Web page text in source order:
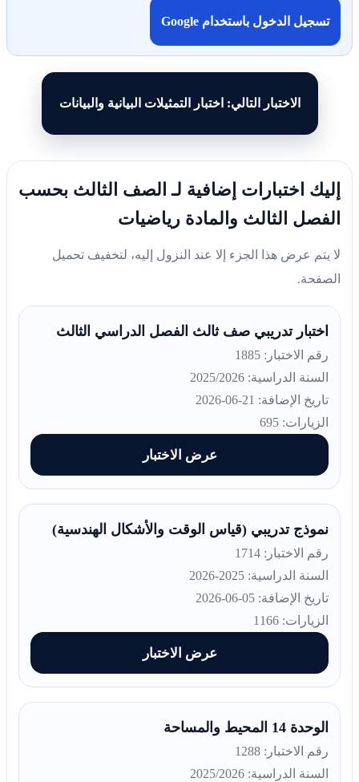
تسجيل الدخول باستخدام Google
الاختبار التالي: اختبار التمثيلات البيانية والبيانات
إليك اختبارات إضافية لـ الصف الثالث بحسب
الفصل الثالث والمادة رياضيات
لا يتم عرض هذا الجزء إلا عند النزول إليه، لتخفيف تحميل
الصفحة.
اختبار تدريبي صف ثالث الفصل الدراسي الثالث
رقم الاختبار: 1885
السنة الدراسية: 2025/2026
تاريخ الإضافة: 21-06-2026
الزيارات: 695
عرض الاختبار
نموذج تدريبي (قياس الوقت والأشكال الهندسية)
رقم الاختبار: 1714
السنة الدراسية: 2025-2026
تاريخ الإضافة: 05-06-2026
الزيارات: 1166
عرض الاختبار
الوحدة 14 المحيط والمساحة
رقم الاختبار: 1288
السنة الدراسية: 2025/2026